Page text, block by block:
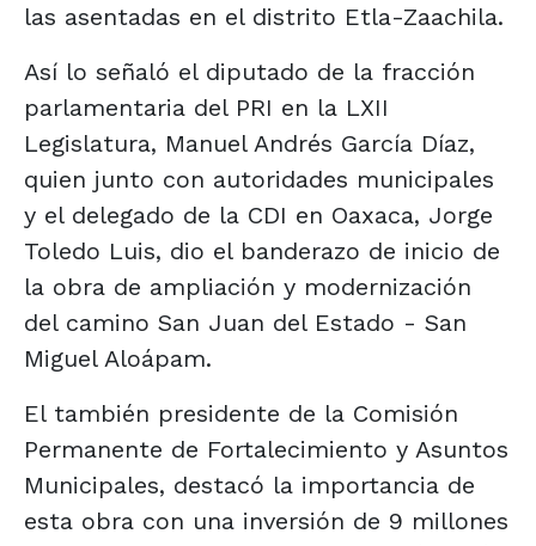
las asentadas en el distrito Etla-Zaachila.
Así lo señaló el diputado de la fracción
parlamentaria del PRI en la LXII
Legislatura, Manuel Andrés García Díaz,
quien junto con autoridades municipales
y el delegado de la CDI en Oaxaca, Jorge
Toledo Luis, dio el banderazo de inicio de
la obra de ampliación y modernización
del camino San Juan del Estado - San
Miguel Aloápam.
El también presidente de la Comisión
Permanente de Fortalecimiento y Asuntos
Municipales, destacó la importancia de
esta obra con una inversión de 9 millones